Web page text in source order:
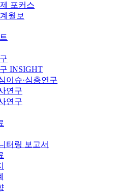
포커스
월보
INSIGHT
이슈·심층연구
연구
연구
터링 보고서